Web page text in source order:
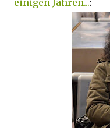
einigen Jahren...: